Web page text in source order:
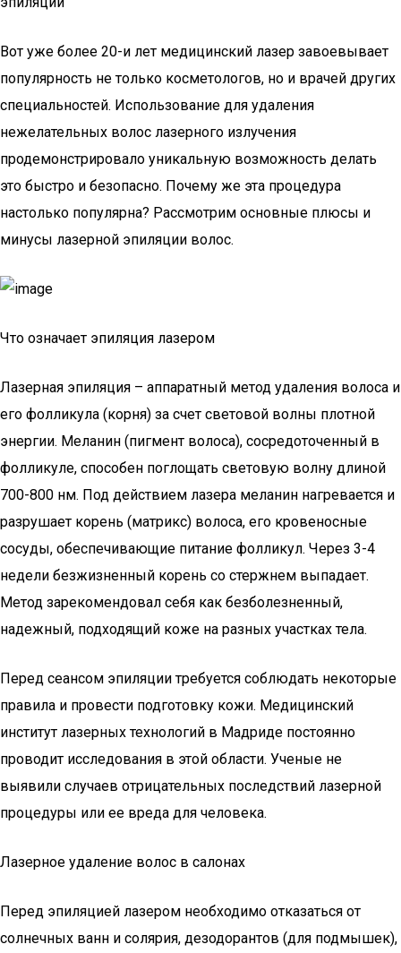
Вот уже более 20-и лет медицинский лазер завоевывает
популярность не только косметологов, но и врачей других
специальностей. Использование для удаления
нежелательных волос лазерного излучения
продемонстрировало уникальную возможность делать
это быстро и безопасно. Почему же эта процедура
настолько популярна? Рассмотрим основные плюсы и
минусы лазерной эпиляции волос.
Что означает эпиляция лазером
Лазерная эпиляция – аппаратный метод удаления волоса и
его фолликула (корня) за счет световой волны плотной
энергии. Меланин (пигмент волоса), сосредоточенный в
фолликуле, способен поглощать световую волну длиной
700-800 нм. Под действием лазера меланин нагревается и
разрушает корень (матрикс) волоса, его кровеносные
сосуды, обеспечивающие питание фолликул. Через 3-4
недели безжизненный корень со стержнем выпадает.
Метод зарекомендовал себя как безболезненный,
надежный, подходящий коже на разных участках тела.
Перед сеансом эпиляции требуется соблюдать некоторые
правила и провести подготовку кожи. Медицинский
институт лазерных технологий в Мадриде постоянно
проводит исследования в этой области. Ученые не
выявили случаев отрицательных последствий лазерной
процедуры или ее вреда для человека.
Лазерное удаление волос в салонах
Перед эпиляцией лазером необходимо отказаться от
солнечных ванн и солярия, дезодорантов (для подмышек),